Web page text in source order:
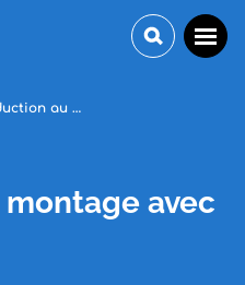
avec
Introduction au montage avec CapCut